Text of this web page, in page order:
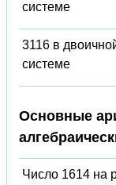
системе
3116 в
системе
Основные
Число 1614 на